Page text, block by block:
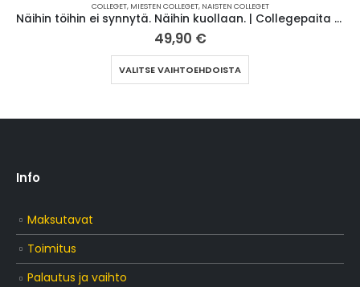
COLLEGET, MIESTEN COLLEGET, NAISTEN COLLEGET
Näihin töihin ei synnytä. Näihin kuollaan. | Collegepaita (0005)
49,90 €
VALITSE VAIHTOEHDOISTA
Tällä tuotteella on useampi muunnelma. Voit tehdä valinnat tuotteen sivulla.
Info
Maksutavat
Toimitus
Palautus ja vaihto